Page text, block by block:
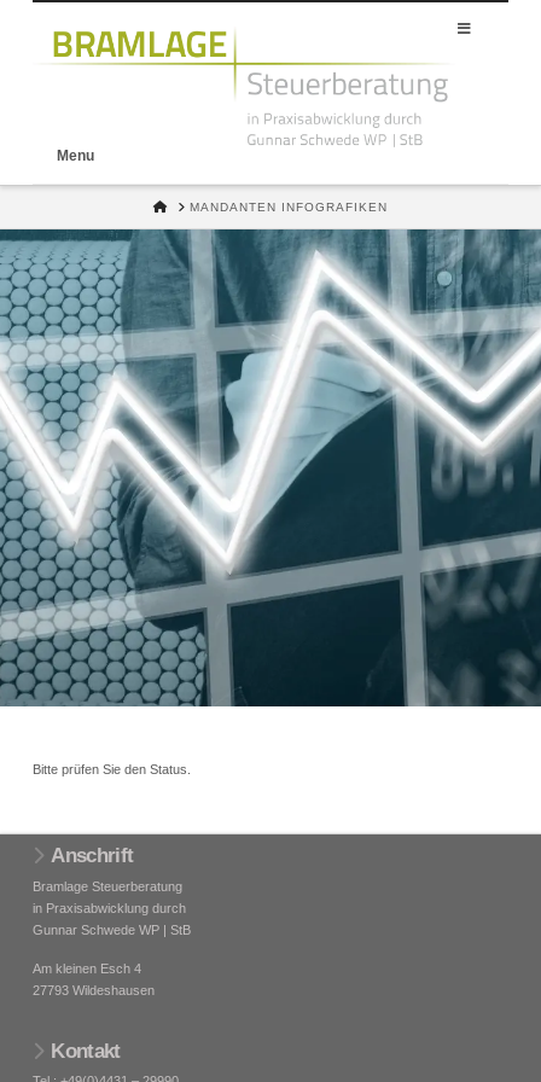
Menu
HOMEMANDANTEN INFOGRAFIKEN
Bitte prüfen Sie den Status.
Anschrift
Bramlage Steuerberatung
in Praxisabwicklung durch
Gunnar Schwede WP | StB
Am kleinen Esch 4
27793 Wildeshausen
Kontakt